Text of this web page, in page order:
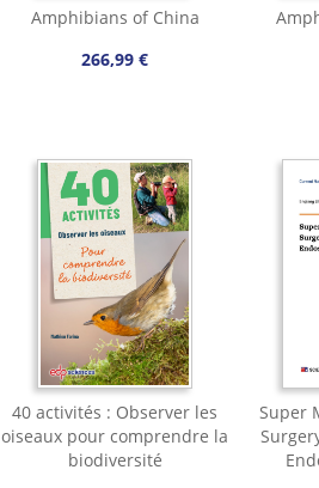
Amphibians of China
266,99 €
40 activités : Observer les
oiseaux pour comprendre la
biodiversité
Super